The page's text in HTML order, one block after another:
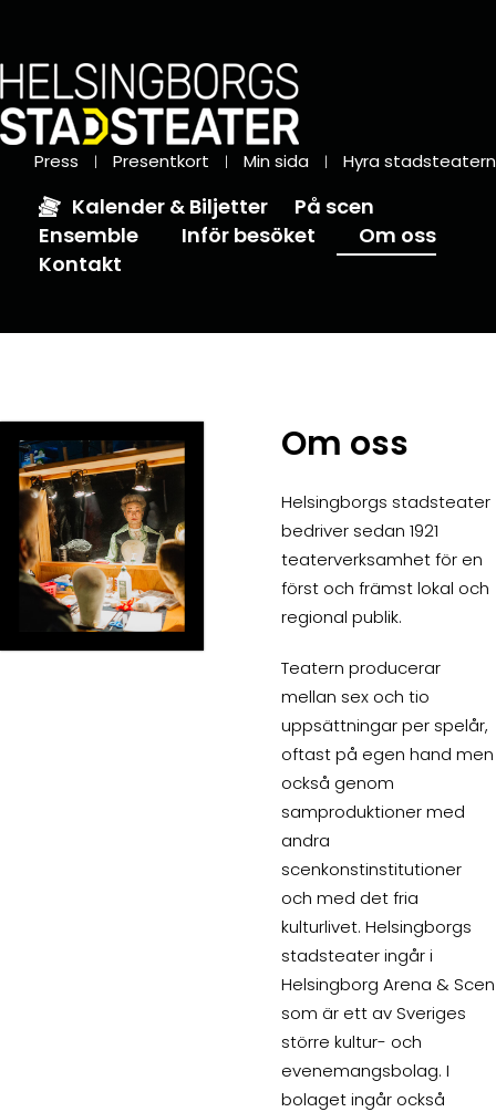
Press Presentkort Min sida Hyra stadsteatern
Kalender & Biljetter
På scen
Ensemble
Inför besöket
Om oss
Kontakt
Om oss
Helsingborgs stadsteater
bedriver sedan 1921
teaterverksamhet för en
först och främst lokal och
regional publik.
Teatern producerar
mellan sex och tio
uppsättningar per spelår,
oftast på egen hand men
också genom
samproduktioner med
andra
scenkonstinstitutioner
och med det fria
kulturlivet. Helsingborgs
stadsteater ingår i
Helsingborg Arena & Scen
som är ett av Sveriges
större kultur- och
evenemangsbolag. I
bolaget ingår också